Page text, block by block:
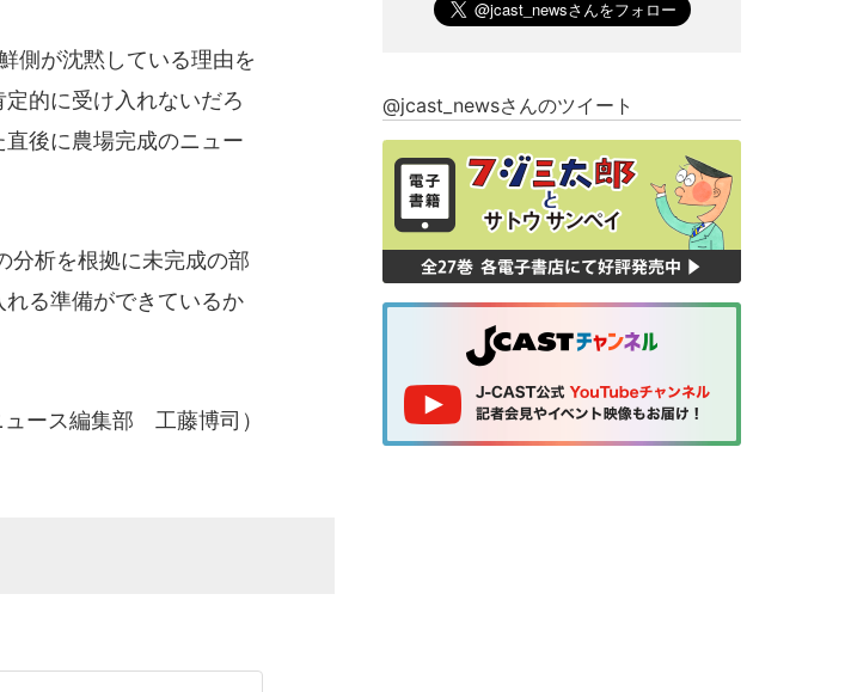
側が沈黙している理由を
的に受け入れないだろ
後に農場完成のニュー
分析を根拠に未完成の部
る準備ができているか
ュース編集部 工藤博司）
@jcast_newsさんのツイート